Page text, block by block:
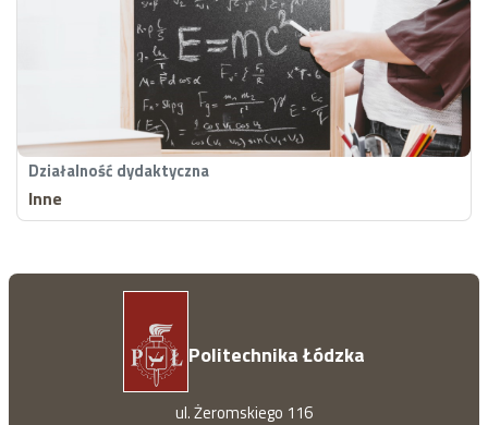
Działalność dydaktyczna
Inne
Politechnika Łódzka
ul. Żeromskiego 116